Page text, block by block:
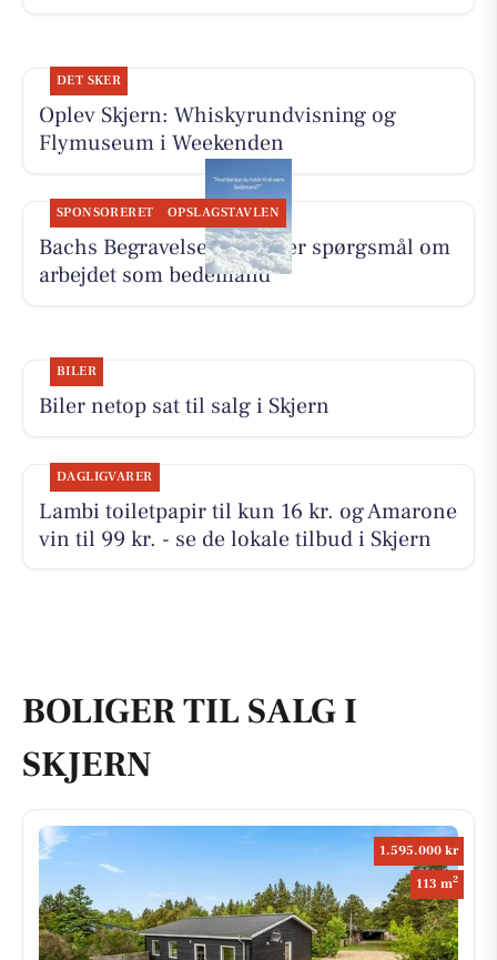
DET SKER
Oplev Skjern: Whiskyrundvisning og
Flymuseum i Weekenden
SPONSORERET OPSLAGSTAVLEN
Bachs Begravelser besvarer spørgsmål om
arbejdet som bedemand
BILER
Biler netop sat til salg i Skjern
DAGLIGVARER
Lambi toiletpapir til kun 16 kr. og Amarone
vin til 99 kr. - se de lokale tilbud i Skjern
BOLIGER TIL SALG I
SKJERN
1.595.000 kr
113 m2